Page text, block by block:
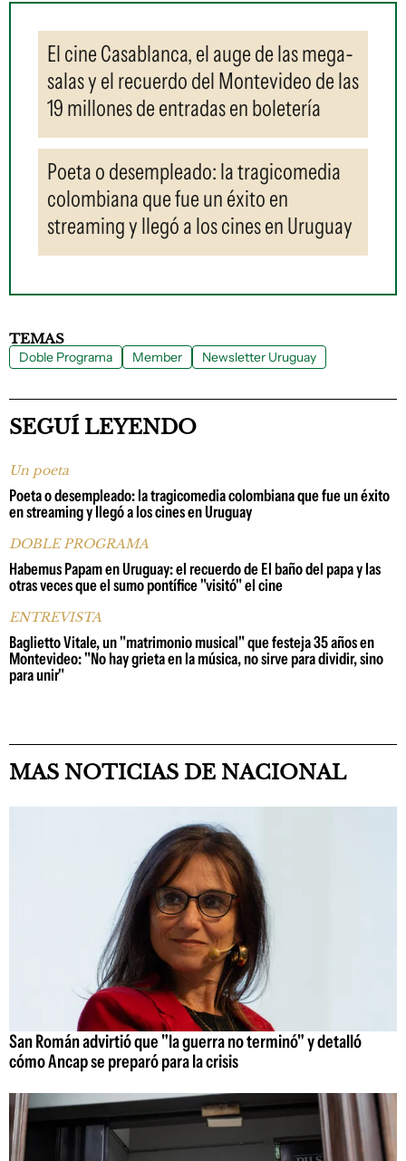
El cine Casablanca, el auge de las mega-
salas y el recuerdo del Montevideo de las
19 millones de entradas en boletería
Poeta o desempleado: la tragicomedia
colombiana que fue un éxito en
streaming y llegó a los cines en Uruguay
TEMAS
Doble Programa Member Newsletter Uruguay
SEGUÍ LEYENDO
Un poeta
Poeta o desempleado: la tragicomedia colombiana que fue un éxito
en streaming y llegó a los cines en Uruguay
DOBLE PROGRAMA
Habemus Papam en Uruguay: el recuerdo de El baño del papa y las
otras veces que el sumo pontífice "visitó" el cine
ENTREVISTA
Baglietto Vitale, un "matrimonio musical" que festeja 35 años en
Montevideo: "No hay grieta en la música, no sirve para dividir, sino
para unir"
MAS NOTICIAS DE NACIONAL
San Román advirtió que "la guerra no terminó" y detalló
cómo Ancap se preparó para la crisis